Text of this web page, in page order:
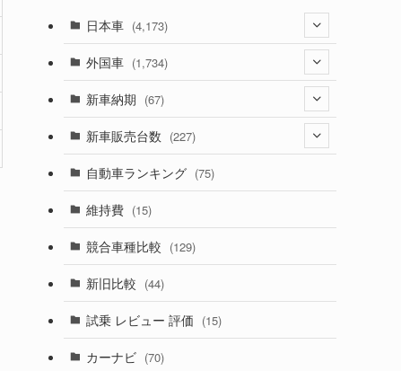
日本車 (4,173)
(1,321)
(329)
(526)
(357)
(328)
(194)
(230)
(253)
外国車 (1,734)
(188)
(242)
(85)
(84)
(14)
(222)
新車納期 (67)
(28)
(8)
(3)
(3)
(5)
新車販売台数 (227)
(21)
(5)
(7)
自動車ランキング (75)
維持費 (15)
競合車種比較 (129)
新旧比較 (44)
試乗 レビュー 評価 (15)
カーナビ (70)